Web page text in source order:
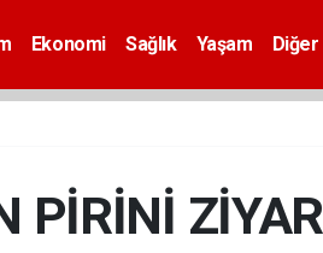
Ekonomi Sağlık Yaşam Diğer
PİRİNİ